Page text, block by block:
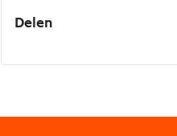
Delen